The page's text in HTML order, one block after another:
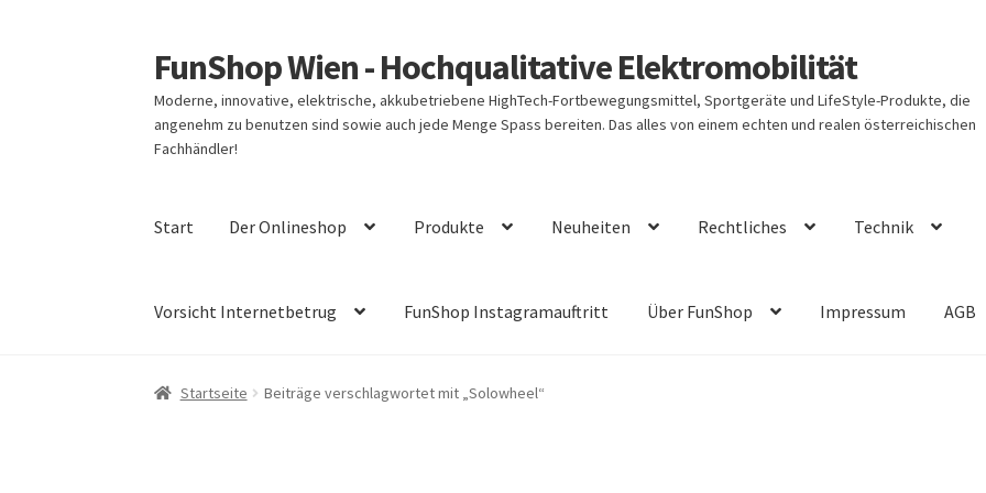
Zur
Navigation
springen
Zum
Inhalt
springen
FunShop Wien - Hochqualitative Elektromobilität
Moderne, innovative, elektrische, akkubetriebene HighTech-Fortbewegungsmittel, Sportgeräte und LifeStyle-Produkte, die
angenehm zu benutzen sind sowie auch jede Menge Spass bereiten. Das alles von einem echten und realen österreichischen
Fachhändler!
Start Der Onlineshop Produkte Neuheiten Rechtliches Technik
Vorsicht Internetbetrug FunShop Instagramauftritt Über FunShop Impressum AGB
Startseite Beiträge verschlagwortet mit „Solowheel“